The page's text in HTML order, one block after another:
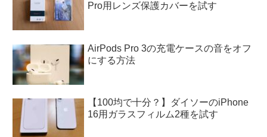
Pro用レンズ保護カバーを試す
AirPods Pro 3の充電ケースの音をオフ
にする方法
【100均で十分？】ダイソーのiPhone
16用ガラスフィルム2種を試す